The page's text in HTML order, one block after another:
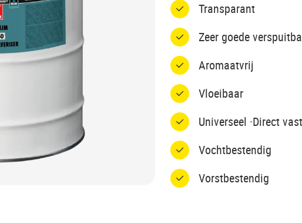
Transparant
Zeer goede
Aromaatvrij
Vloeibaar
Universeel ·Direct vast
Vochtbestendig
Vorstbestendig